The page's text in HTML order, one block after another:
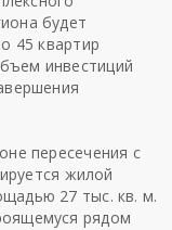
будет
45 квартир
инвестиций
пересечения с
жилой
27 тыс. кв. м.
рядом